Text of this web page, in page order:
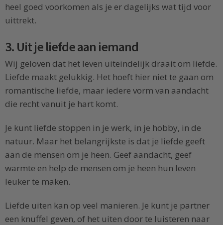
heel goed voorkomen als je er dagelijks wat tijd voor
uittrekt.
3. Uit je liefde aan iemand
Wij geloven dat het leven uiteindelijk draait om liefde.
Liefde maakt gelukkig. Het hoeft hier niet te gaan om
romantische liefde, maar iedere vorm van aandacht
die recht vanuit je hart komt.
Je kunt liefde stoppen in je werk, in je hobby, in de
natuur. Maar het belangrijkste is dat je liefde geeft
aan de mensen om je heen. Geef aandacht, geef
warmte en help de mensen om je heen hun leven
leuker te maken.
Liefde uiten kan op veel manieren. Je kunt je partner
een knuffel geven, of het uiten door te luisteren naar